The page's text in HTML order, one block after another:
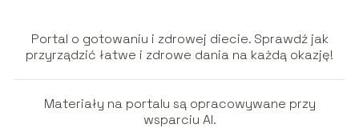
Portal o gotowaniu i zdrowej diecie. Sprawdź jak
przyrządzić łatwe i zdrowe dania na każdą okazję!
Materiały na portalu są opracowywane przy
wsparciu AI.